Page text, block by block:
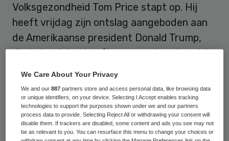
Volksgezondheid Tom Price stapt op. Hij
heeft vrijdag zijn ontslag aangeboden aan
de Amerikaanse president Donald Trump,
die het ontslag heeft geaccepteerd, meldt
Price lag onder vuur nadat bekend was
geworden dat hij op kosten van de
belastingbetaler zeker 24 keer een
We Care About Your Privacy
We and our887 partners store and access personal data, like browsing data
or unique identifiers, on your device. Selecting I Accept enables tracking
technologies to support the purposes shown under we and our partners
process data to provide. Selecting Reject All or withdrawing your consent will
disable them. If trackers are disabled, some content and ads you see may not
be as relevant to you. You can resurface this menu to change your choices or